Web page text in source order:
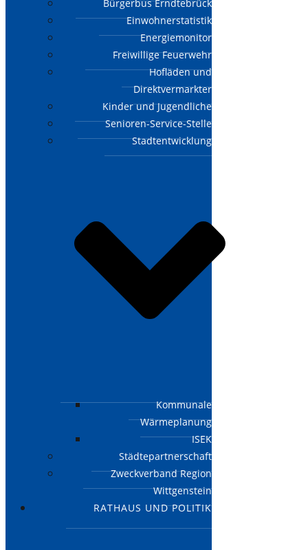
Bürgerbus Erndtebrück
Einwohnerstatistik
Energiemonitor
Freiwillige Feuerwehr
Hofläden und
Direktvermarkter
Kinder und Jugendliche
Senioren-Service-Stelle
Stadtentwicklung
Kommunale
Wärmeplanung
ISEK
Städtepartnerschaft
Zweckverband Region
Wittgenstein
RATHAUS UND POLITIK